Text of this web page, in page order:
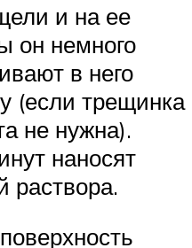
и на ее
он немного
в него
(если трещинка
не нужна).
наносят
раствора.